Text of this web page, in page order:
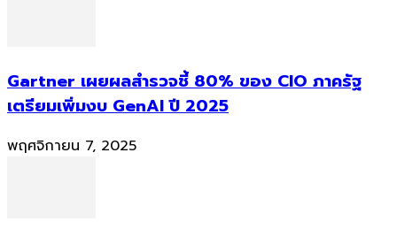
Gartner เผยผลสำรวจชี้ 80% ของ CIO ภาครัฐ
เตรียมเพิ่มงบ GenAI ปี 2025
พฤศจิกายน 7, 2025